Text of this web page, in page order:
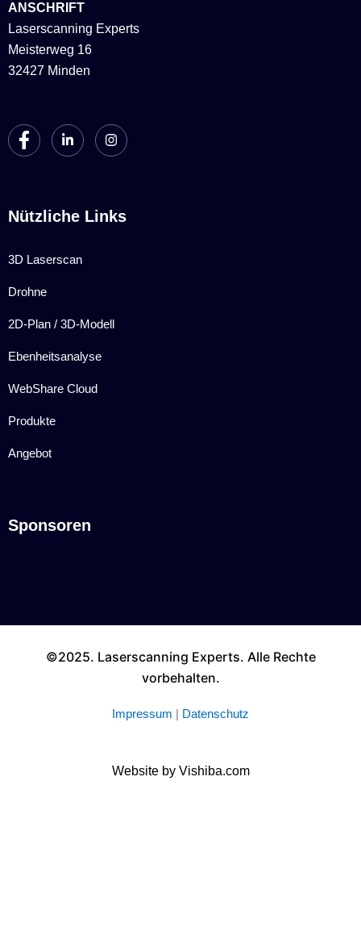
ANSCHRIFT
Laserscanning Experts
Meisterweg 16
32427 Minden
Nützliche Links
3D Laserscan
Drohne
2D-Plan / 3D-Modell
Ebenheitsanalyse
WebShare Cloud
Produkte
Angebot
Sponsoren
©2025. Laserscanning Experts. Alle Rechte
vorbehalten.
Impressum Datenschutz
Website by Vishiba.com